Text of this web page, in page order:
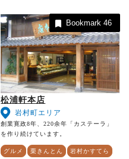
松浦軒本店
岩村町エリア
創業寛政8年、220余年「カステーラ」
を作り続けています。
グルメ 栗きんとん 岩村かすてら
Bookmark 46